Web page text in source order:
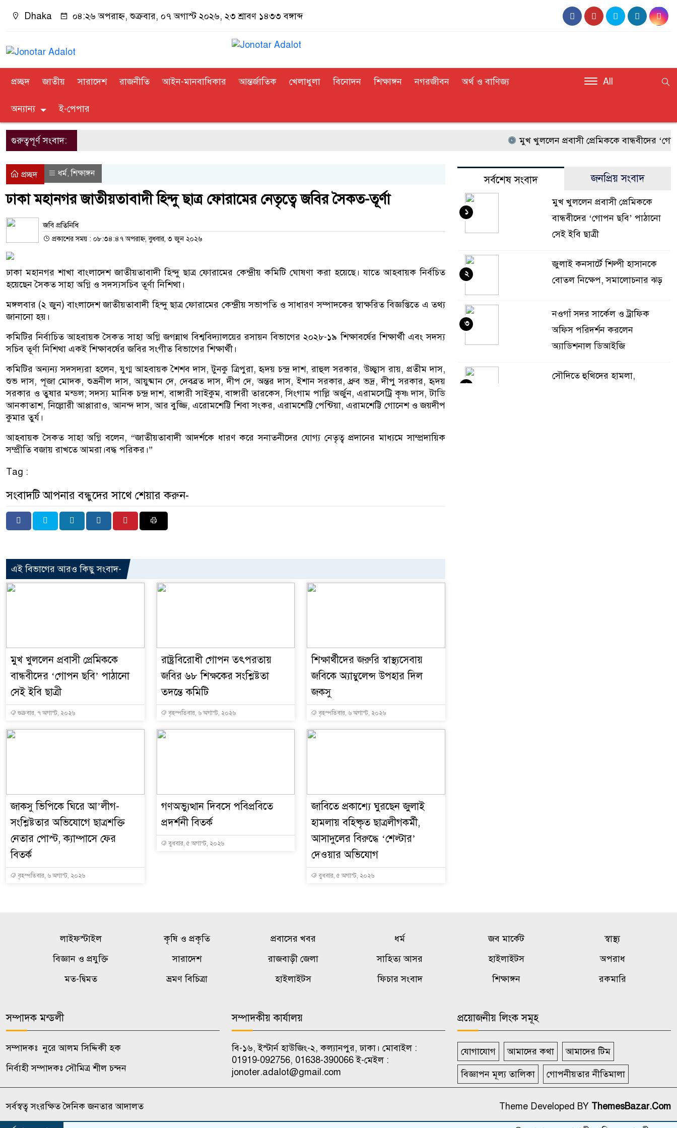
Dhaka ০৪:২৬ অপরাহ্ন, শুক্রবার, ০৭ অগাস্ট ২০২৬, ২৩ শ্রাবণ ১৪৩৩ বঙ্গাব্দ
প্রচ্ছদ জাতীয় সারাদেশ রাজনীতি আইন-মানবাধিকার আন্তর্জাতিক খেলাধুলা বিনোদন শিক্ষাঙ্গন নগরজীবন অর্থ ও বাণিজ্য
অন্যান্য ই-পেপার
All
গুরুত্বপূর্ণ সংবাদ: মুখ খুললেন প্রবাসী প্রেমিককে বান্ধবীদের ‘গোপন
প্রচ্ছদ ধর্ম,শিক্ষাঙ্গন
ঢাকা মহানগর জাতীয়তাবাদী হিন্দু ছাত্র ফোরামের নেতৃত্বে জবির সৈকত-তূর্ণা
জবি প্রতিনিধি
প্রকাশের সময় : ০৮:৩৪:৪৭ অপরাহ্ন, বুধবার, ৩ জুন ২০২৬
ঢাকা মহানগর শাখা বাংলাদেশ জাতীয়তাবাদী হিন্দু ছাত্র ফোরামের কেন্দ্রীয় কমিটি ঘোষণা করা হয়েছে। যাতে আহবায়ক নির্বচিত
হয়েছেন সৈকত সাহা অগ্নি ও সদস্যসচিব তূর্ণা নিশিথা।
মঙ্গলবার (২ জুন) বাংলাদেশ জাতীয়তাবাদী হিন্দু ছাত্র ফোরামের কেন্দ্রীয় সভাপতি ও সাধারণ সম্পাদকের স্বাক্ষরিত বিজ্ঞপ্তিতে এ তথ্য
জানানো হয়।
কমিটির নির্বাচিত আহবায়ক সৈকত সাহা অগ্নি জগন্নাথ বিশ্ববিদ্যালয়ের রসায়ন বিভাগের ২০২৮-১৯ শিক্ষাবর্ষের শিক্ষার্থী এবং সদস্য
সচিব তূর্ণা নিশিথা একই শিক্ষাবর্ষের জবির সংগীত বিভাগের শিক্ষার্থী।
কমিটির অন্যন্য সদসদ্যরা হলেন, যুগ্ম আহবায়ক শৈশব দাস, টুনকু ত্রিপুরা, হৃদয় চন্দ্র দাশ, রাহুল সরকার, উচ্ছ্বাস রায়, প্রতীম দাস,
শুভ দাস, পূজা মোদক, শুভ্রনীল দাস, আয়ুষ্মান দে, দেবব্রত দাস, দীপ দে, অন্তর দাস, ইশান সরকার, ধ্রুব ভদ্র, দীপু সরকার, হৃদয়
সরকার ও তুষার মন্ডল; সদস্য মানিক চন্দ্র দাশ, বাঙ্গারী সাইকুম, বাঙ্গারী তারকেস, সিংগাম পাল্লি অর্জুন, এরামসেট্রি কৃষ্ণ দাস, টাডি
আনকাতাশ, নিল্লোরী আপ্পারাও, আনন্দ দাস, আর বুজ্জি, এরোমশেট্টি শিবা সংকর, এরামশেট্টি পেন্টিয়া, এরামশেট্টি গোনেশ ও জয়দীপ
কুমার তুর্য।
আহবায়ক সৈকত সাহা অগ্নি বলেন, “জাতীয়তাবাদী আদর্শকে ধারণ করে সনাতনীদের যোগ্য নেতৃত্ব প্রদানের মাধ্যমে সাম্প্রদায়িক
সম্প্রীতি বজায় রাখতে আমরা।বদ্ধ পরিকর।”
Tag :
সংবাদটি আপনার বন্ধুদের সাথে শেয়ার করুন-
এই বিভাগের আরও কিছু সংবাদ-
মুখ খুললেন প্রবাসী প্রেমিককে
বান্ধবীদের ‘গোপন ছবি’ পাঠানো
সেই ইবি ছাত্রী
শুক্রবার, ৭ অগাস্ট, ২০২৬
রাষ্ট্রবিরোধী গোপন তৎপরতায়
জবির ৬৮ শিক্ষকের সংশ্লিষ্টতা
তদন্তে কমিটি
বৃহস্পতিবার, ৬ অগাস্ট, ২০২৬
শিক্ষার্থীদের জরুরি স্বাস্থ্যসেবায়
জবিকে অ্যাম্বুলেন্স উপহার দিল
জকসু
বৃহস্পতিবার, ৬ অগাস্ট, ২০২৬
জাকসু ভিপিকে ঘিরে আ’লীগ-
সংশ্লিষ্টতার অভিযোগে ছাত্রশক্তি
নেতার পোস্ট, ক্যাম্পাসে ফের
বিতর্ক
বৃহস্পতিবার, ৬ অগাস্ট, ২০২৬
গণঅভ্যুত্থান দিবসে পবিপ্রবিতে
প্রদর্শনী বিতর্ক
বুধবার, ৫ অগাস্ট, ২০২৬
জাবিতে প্রকাশ্যে ঘুরছেন জুলাই
হামলায় বহিষ্কৃত ছাত্রলীগকর্মী,
আসাদুলের বিরুদ্ধে ‘শেল্টার’
দেওয়ার অভিযোগ
বুধবার, ৫ অগাস্ট, ২০২৬
সর্বশেষ সংবাদ জনপ্রিয় সংবাদ
মুখ খুললেন প্রবাসী প্রেমিককে
বান্ধবীদের ‘গোপন ছবি’ পাঠানো
সেই ইবি ছাত্রী
১
জুলাই কনসার্টে শিল্পী হাসানকে
বোতল নিক্ষেপ, সমালোচনার ঝড়
২
নওগাঁ সদর সার্কেল ও ট্রাফিক
অফিস পরিদর্শন করলেন
অ্যাডিশনাল ডিআইজি
৩
সৌদিতে হুথিদের হামলা,
৪
লাইফস্টাইল কৃষি ও প্রকৃতি প্রবাসের খবর ধর্ম জব মার্কেট
স্বাস্থ্য
বিজ্ঞান ও প্রযুক্তি
সারাদেশ রাজবাড়ী জেলা সাহিত্য আসর হাইলাইটস
অপরাধ
মত-দ্বিমত
ভ্রমণ বিচিত্রা হাইলাইটস ফিচার সংবাদ শিক্ষাঙ্গন রকমারি
সম্পাদক মন্ডলী
সম্পাদকঃ নুরে আলম সিদ্দিকী হক
নির্বাহী সম্পাদকঃ সৌমিত্র শীল চন্দন
সম্পাদকীয় কার্যালয়
বি-১৬, ইস্টার্ন হাউজিং-২, কল্যানপুর, ঢাকা। মোবাইল :
01919-092756, 01638-390066 ই-মেইল :
jonoter.adalot@gmail.com
প্রয়োজনীয় লিংক সমূহ
যোগাযোগ আমাদের কথা আমাদের টিম
বিজ্ঞাপন মূল্য তালিকা গোপনীয়তার নীতিমালা
সর্বস্বত্ব সংরক্ষিত দৈনিক জনতার আদালত Theme Developed BY ThemesBazar.Com